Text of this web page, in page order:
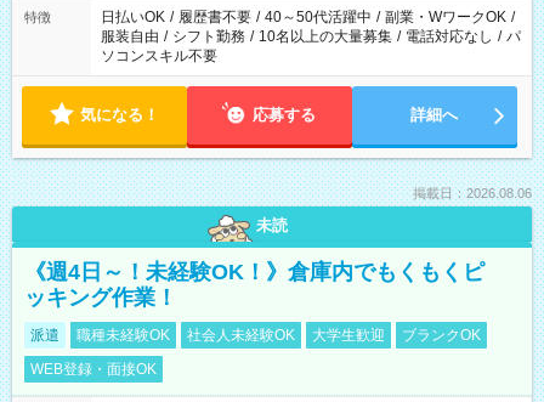
特徴 日払いOK / 履歴書不要 / 40～50代活躍中 / 副業・WワークOK /
服装自由 / シフト勤務 / 10名以上の大量募集 / 電話対応なし / パ
ソコンスキル不要
気になる！ 応募する 詳細へ
掲載日：2026.08.06
未読
《週4日～！未経験OK！》倉庫内でもくもくピ
ッキング作業！
派遣 職種未経験OK 社会人未経験OK 大学生歓迎
ブランクOK
WEB登録・面接OK